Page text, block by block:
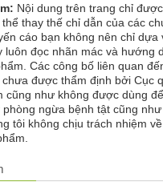
bằng cách ấn nút "mua
-
hãng
tiếp tại địa chỉ: Số 62,
Chí Minh
Nội dung trên trang chỉ
thay thế chỉ dẫn của các
cáo bạn không nên chỉ dựa
luôn đọc nhãn mác và hướng
Các công bố liên quan
được thẩm định bởi Cục
cũng như không được dùng
ngừa bệnh tật cũng
tôi không chịu trách nhiệm